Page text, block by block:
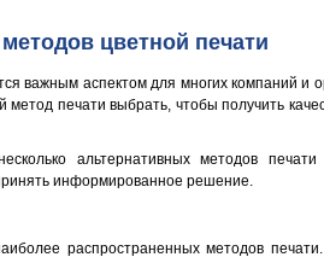
цветной печати
важным аспектом для многих компаний и
метод печати выбрать, чтобы получить
альтернативных методов
информированное решение.
распространенных методов